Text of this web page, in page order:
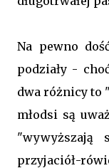
Na pewno
podziały -
dwa różnicy to
młodsi są
"wywyższają
przyjaciół-